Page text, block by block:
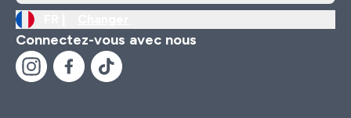
Connectez-vous avec nous